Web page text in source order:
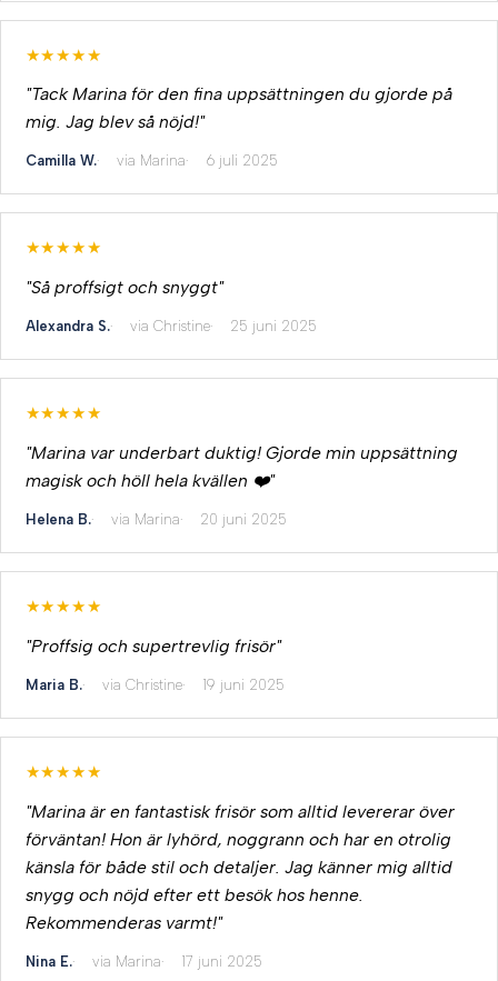
★★★★★
"Tack Marina för den fina uppsättningen du gjorde på
mig. Jag blev så nöjd!"
Camilla W. via Marina 6 juli 2025
★★★★★
"Så proffsigt och snyggt"
Alexandra S. via Christine 25 juni 2025
★★★★★
"Marina var underbart duktig! Gjorde min uppsättning
magisk och höll hela kvällen ❤️"
Helena B. via Marina 20 juni 2025
★★★★★
"Proffsig och supertrevlig frisör"
Maria B. via Christine 19 juni 2025
★★★★★
"Marina är en fantastisk frisör som alltid levererar över
förväntan! Hon är lyhörd, noggrann och har en otrolig
känsla för både stil och detaljer. Jag känner mig alltid
snygg och nöjd efter ett besök hos henne.
Rekommenderas varmt!"
Nina E. via Marina 17 juni 2025